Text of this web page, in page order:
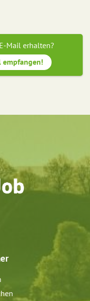
Mail erhalten?
empfangen!